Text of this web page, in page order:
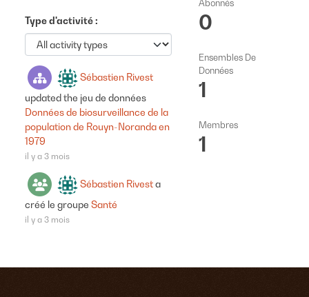
Abonnés
0
Ensembles De
Données
1
Membres
1
Type d'activité
Sébastien Rivest
updated the jeu de données
Données de biosurveillance de la
population de Rouyn-Noranda en
1979
il y a 3 mois
Sébastien Rivesta
créé le groupe Santé
il y a 3 mois